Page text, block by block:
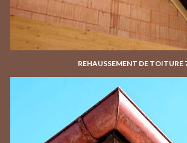
REHAUSSEMENT DE TOITURE